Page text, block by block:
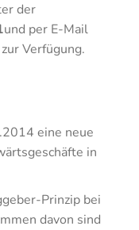
der
und per E-Mail
Verfügung.
eine neue
in
Prinzip bei
davon sind